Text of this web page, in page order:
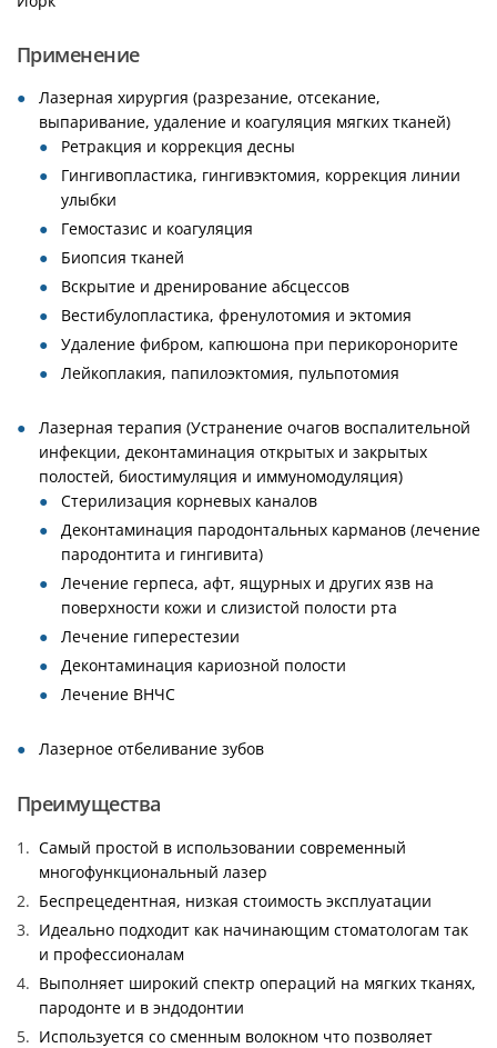
Применение
Лазерная хирургия (разрезание, отсекание,
выпаривание, удаление и коагуляция мягких тканей)
Ретракция и коррекция десны
Гингивопластика, гингивэктомия, коррекция линии
улыбки
Гемостазис и коагуляция
Биопсия тканей
Вскрытие и дренирование абсцессов
Вестибулопластика, френулотомия и эктомия
Удаление фибром, капюшона при перикоронорите
Лейкоплакия, папилоэктомия, пульпотомия
Лазерная терапия (Устранение очагов воспалительной
инфекции, деконтаминация открытых и закрытых
полостей, биостимуляция и иммуномодуляция)
Стерилизация корневых каналов
Деконтаминация пародонтальных карманов (лечение
пародонтита и гингивита)
Лечение герпеса, афт, ящурных и других язв на
поверхности кожи и слизистой полости рта
Лечение гиперестезии
Деконтаминация кариозной полости
Лечение ВНЧС
Лазерное отбеливание зубов
Преимущества
Самый простой в использовании современный
многофункциональный лазер
Беспрецедентная, низкая стоимость эксплуатации
Идеально подходит как начинающим стоматологам так
и профессионалам
Выполняет широкий спектр операций на мягких тканях,
пародонте и в эндодонтии
Используется со сменным волокном что позволяет